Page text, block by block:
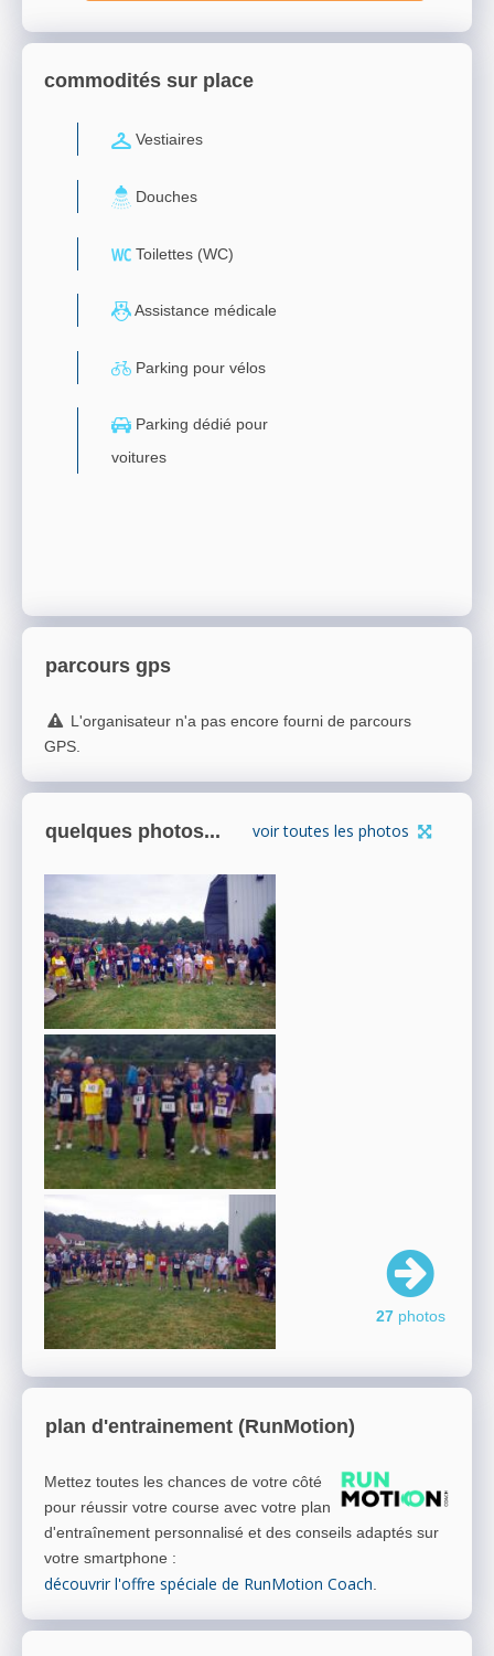
commodités sur place
Vestiaires
Douches
Toilettes (WC)
Assistance médicale
Parking pour vélos
Parking dédié pour
voitures
parcours gps
L'organisateur n'a pas encore fourni de parcours
GPS.
quelques photos... voir toutes les photos
27 photos
plan d'entrainement (RunMotion)
Mettez toutes les chances de votre côté
pour réussir votre course avec votre plan
d'entraînement personnalisé et des conseils adaptés sur
votre smartphone :
découvrir l'offre spéciale de RunMotion Coach.